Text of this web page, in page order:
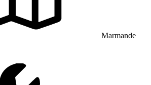
Marmande